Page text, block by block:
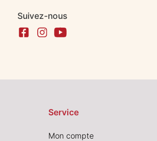
Suivez-nous
Service
Mon compte